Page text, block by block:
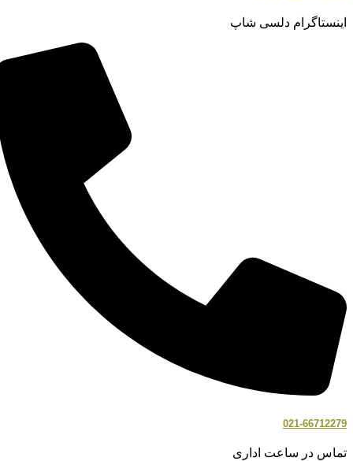
اینستاگرام دلسی شاپ
021-66712279
تماس در ساعت اداری